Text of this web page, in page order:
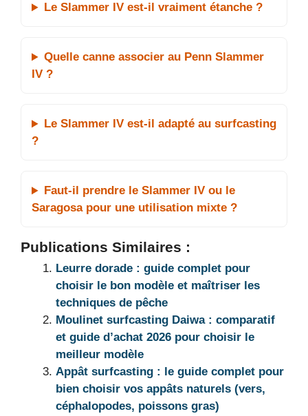
Le Slammer IV est-il vraiment étanche ?
Quelle canne associer au Penn Slammer
IV ?
Le Slammer IV est-il adapté au surfcasting
?
Faut-il prendre le Slammer IV ou le
Saragosa pour une utilisation mixte ?
Publications Similaires :
Leurre dorade : guide complet pour
choisir le bon modèle et maîtriser les
techniques de pêche
Moulinet surfcasting Daiwa : comparatif
et guide d’achat 2026 pour choisir le
meilleur modèle
Appât surfcasting : le guide complet pour
bien choisir vos appâts naturels (vers,
céphalopodes, poissons gras)